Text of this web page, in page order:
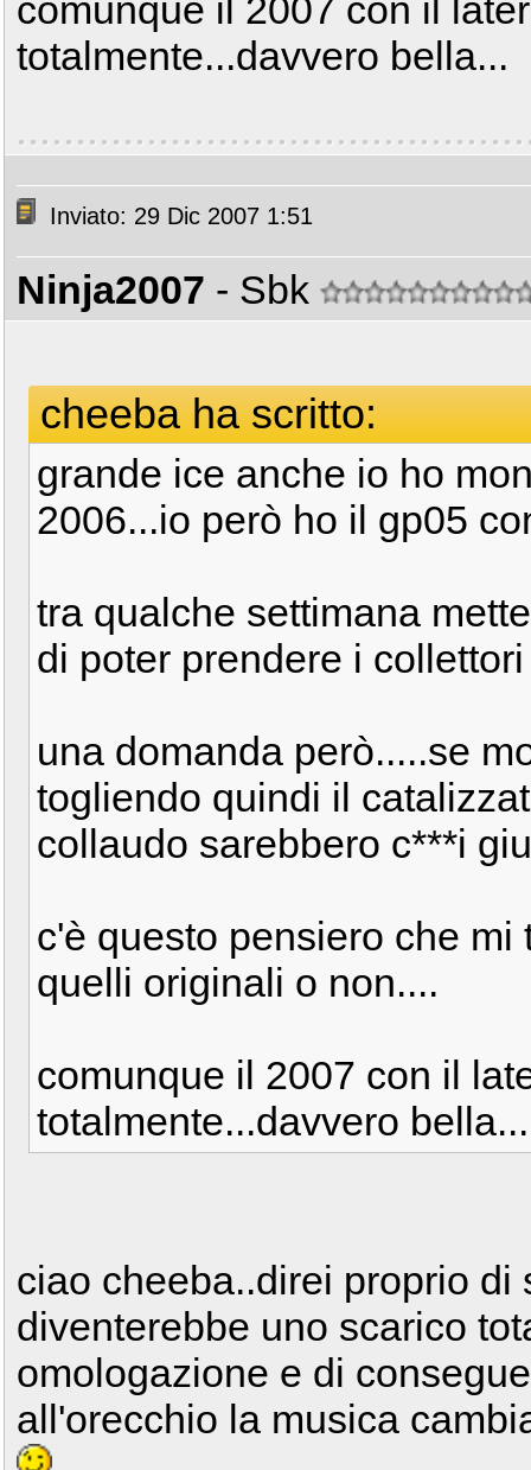
totalmente...davvero bella...
Inviato: 29 Dic 2007 1:51
Ninja2007 - Sbk
cheeba ha scritto:
grande ice anche io ho
2006...io però ho il gp05
tra qualche settimana
di poter prendere i
una domanda però.....se
togliendo quindi il
collaudo sarebbero c***i
c'è questo pensiero che
quelli originali o non....
comunque il 2007 con il
totalmente...davvero bella...
ciao cheeba..direi proprio di
diventerebbe uno scarico
omologazione e di
all'orecchio la musica